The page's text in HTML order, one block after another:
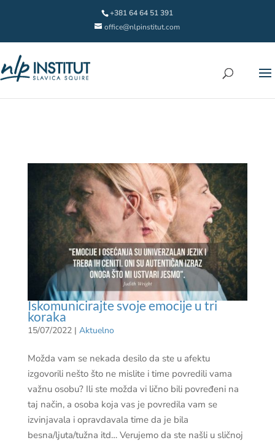
+381 64 64 51 391
office@nlpinstitut.com
Iskomunicirajte svoje emocije u tri
koraka
15/07/2022| Aktuelno
Možda vam se nekada desilo da ste u afektu
izgovorili nešto što ne mislite i time povredili vama
važnu osobu? Ili ste možda vi lično bili povređeni na
taj način, a osoba koja vas je povredila vam se
izvinjavala i opravdavala time da je bila
besna/ljuta/tužna itd… Verujemo da ste našli u sličnoj